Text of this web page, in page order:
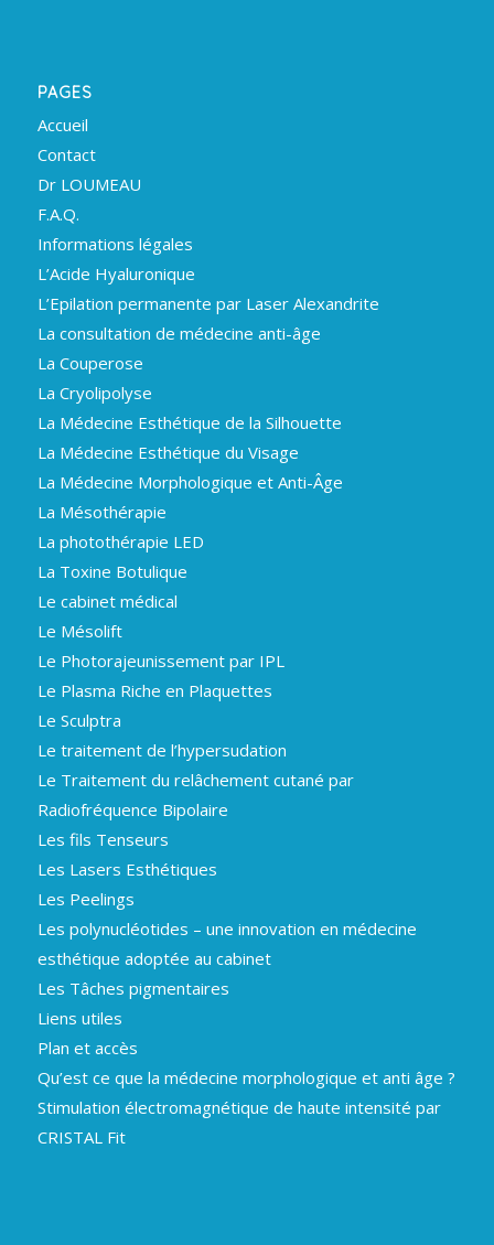
PAGES
Accueil
Contact
Dr LOUMEAU
F.A.Q.
Informations légales
L’Acide Hyaluronique
L’Epilation permanente par Laser Alexandrite
La consultation de médecine anti-âge
La Couperose
La Cryolipolyse
La Médecine Esthétique de la Silhouette
La Médecine Esthétique du Visage
La Médecine Morphologique et Anti-Âge
La Mésothérapie
La photothérapie LED
La Toxine Botulique
Le cabinet médical
Le Mésolift
Le Photorajeunissement par IPL
Le Plasma Riche en Plaquettes
Le Sculptra
Le traitement de l’hypersudation
Le Traitement du relâchement cutané par
Radiofréquence Bipolaire
Les fils Tenseurs
Les Lasers Esthétiques
Les Peelings
Les polynucléotides – une innovation en médecine
esthétique adoptée au cabinet
Les Tâches pigmentaires
Liens utiles
Plan et accès
Qu’est ce que la médecine morphologique et anti âge ?
Stimulation électromagnétique de haute intensité par
CRISTAL Fit